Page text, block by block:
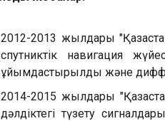
2012-2013 жылдары
спутниктік навигация
ұйымдастырылды және
2014-2015 жылдары
дәлдіктегі түзету